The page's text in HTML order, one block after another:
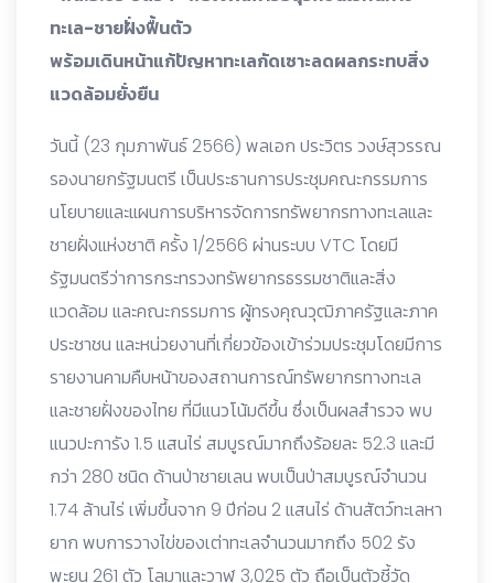
ทะเล-ชายฝั่งฟื้นตัว
พร้อมเดินหน้าแก้ปัญหาทะเลกัดเซาะลดผลกระทบสิ่ง
แวดล้อมยั่งยืน
วันนี้ (23 กุมภาพันธ์ 2566) พลเอก ประวิตร วงษ์สุวรรณ
รองนายกรัฐมนตรี เป็นประธานการประชุมคณะกรรมการ
นโยบายและแผนการบริหารจัดการทรัพยากรทางทะเลและ
ชายฝั่งแห่งชาติ ครั้ง 1/2566 ผ่านระบบ VTC โดยมี
รัฐมนตรีว่าการกระทรวงทรัพยากรธรรมชาติและสิ่ง
แวดล้อม และคณะกรรมการ ผู้ทรงคุณวุฒิภาครัฐและภาค
ประชาชน และหน่วยงานที่เกี่ยวข้องเข้าร่วมประชุมโดยมีการ
รายงานคามคืบหน้าของสถานการณ์ทรัพยากรทางทะเล
และชายฝั่งของไทย ที่มีแนวโน้มดีขึ้น ซึ่งเป็นผลสำรวจ พบ
แนวปะการัง 1.5 แสนไร่ สมบูรณ์มากถึงร้อยละ 52.3 และมี
กว่า 280 ชนิด ด้านป่าชายเลน พบเป็นป่าสมบูรณ์จำนวน
1.74 ล้านไร่ เพิ่มขึ้นจาก 9 ปีก่อน 2 แสนไร่ ด้านสัตว์ทะเลหา
ยาก พบการวางไข่ของเต่าทะเลจำนวนมากถึง 502 รัง
พะยูน 261 ตัว โลมาและวาฬ 3,025 ตัว ถือเป็นตัวชี้วัด